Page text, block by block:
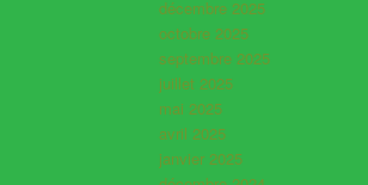
décembre 2025
octobre 2025
septembre 2025
juillet 2025
mai 2025
avril 2025
janvier 2025